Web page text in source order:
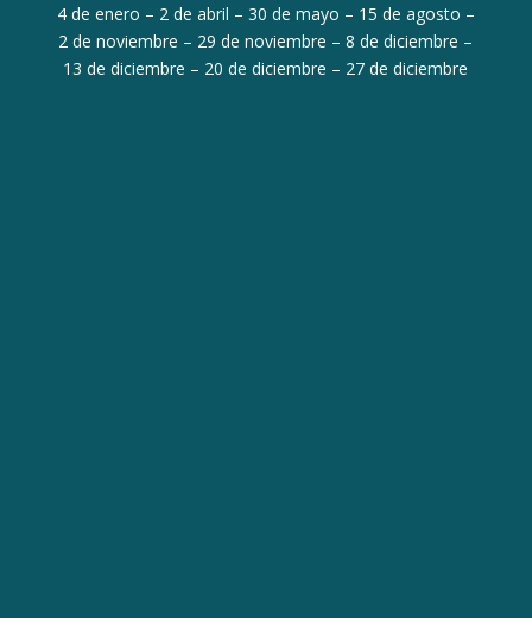
4 de enero – 2 de abril – 30 de mayo – 15 de agosto –
2 de noviembre – 29 de noviembre – 8 de diciembre –
13 de diciembre – 20 de diciembre – 27 de diciembre